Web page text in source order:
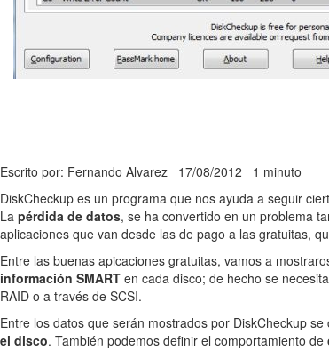
Escrito por: Fernando Alvarez 17/08/2012 1 minuto
DiskCheckup es un programa que nos ayuda a seguir
La pérdida de datos, se ha convertido en un problema
aplicaciones que van desde las de pago a las gratuitas,
Entre las buenas apicaciones gratuitas, vamos a
información SMART en cada disco; de hecho se
RAID o a través de SCSI.
Entre los datos que serán mostrados por DiskCheckup se
el disco. También podemos definir el comportamiento de